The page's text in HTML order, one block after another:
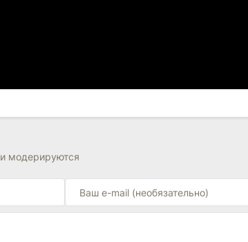
модерируются